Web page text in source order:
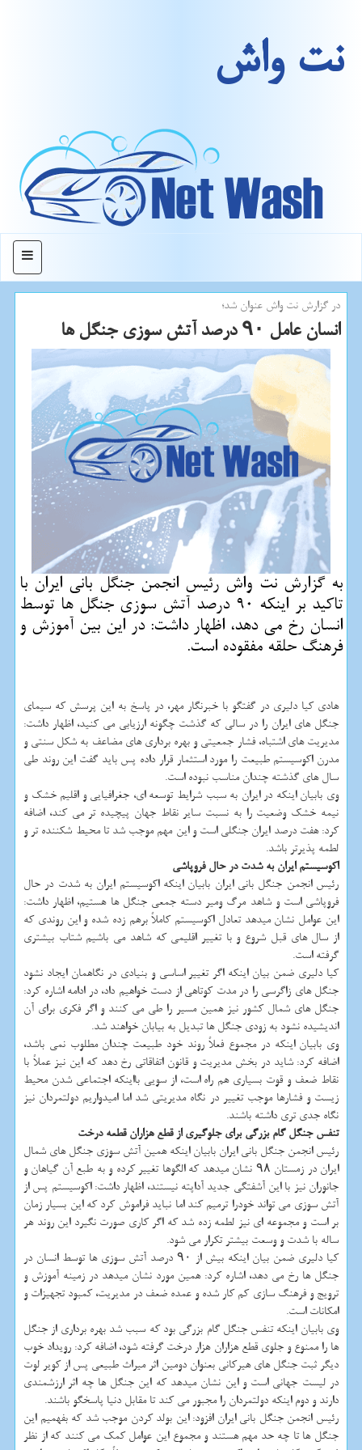
نت واش
منو
در گزارش نت واش عنوان شد؛
انسان عامل ۹۰ درصد آتش سوزی جنگل ها
به گزارش نت واش رئیس انجمن جنگل بانی ایران با
تاكید بر اینكه 90 درصد آتش سوزی جنگل ها توسط
انسان رخ می دهد، اظهار داشت: در این بین آموزش و
فرهنگ حلقه مفقوده است.
هادی كیا دلیری در گفتگو با خبرنگار مهر، در پاسخ به این پرسش كه سیمای
جنگل های ایران را در سالی كه گذشت چگونه ارزیابی می كنید، اظهار داشت:
مدیریت های اشتباه، فشار جمعیتی و بهره برداری های مضاعف به شكل سنتی و
مدرن اكوسیستم طبیعت را مورد استثمار قرار داده پس باید گفت این روند طی
سال های گذشته چندان مناسب نبوده است.
وی بابیان اینكه در ایران به سبب شرایط توسعه ای، جغرافیایی و اقلیم خشك و
نیمه خشك وضعیت را به نسبت سایر نقاط جهان پیچیده تر می كند، اضافه
كرد: هفت درصد ایران جنگلی است و این مهم موجب شد تا محیط شكننده تر و
لطمه پذیرتر باشد.
اكوسیستم ایران به شدت در حال فروپاشی
رئیس انجمن جنگل بانی ایران بابیان اینكه اكوسیستم ایران به شدت در حال
فروپاشی است و شاهد مرگ ومیر دسته جمعی جنگل ها هستیم، اظهار داشت:
این عوامل نشان میدهد تعادل اكوسیستم كاملاً برهم زده شده و این روندی كه
از سال های قبل شروع و با تغییر اقلیمی كه شاهد می باشیم شتاب بیشتری
گرفته است.
كیا دلیری ضمن بیان اینكه اگر تغییر اساسی و بنیادی در نگاهمان ایجاد نشود
جنگل های زاگرسی را در مدت كوتاهی از دست خواهیم داد، در ادامه اشاره كرد:
جنگل های شمال كشور نیز همین مسیر را طی می كنند و اگر فكری برای آن
اندیشیده نشود به زودی جنگل ها تبدیل به بیابان خواهند شد.
وی بابیان اینكه در مجموع فعلاً روند خود طبیعت چندان مطلوب نمی باشد،
اضافه كرد: شاید در بخش مدیریت و قانون اتفاقاتی رخ دهد كه این نیز عملاً با
نقاط ضعف و قوت بسیاری هم راه است، از سویی بااینكه اجتماعی شدن محیط
زیست و فشارها موجب تغییر در نگاه مدیریتی شد اما امیدواریم دولتمردان نیز
نگاه جدی تری داشته باشند.
تنفس جنگل گام بزرگی برای جلوگیری از قطع هزاران قطعه درخت
رئیس انجمن جنگل بانی ایران بابیان اینكه همین آتش سوزی جنگل های شمال
ایران در زمستان ۹۸ نشان میدهد كه الگوها تغییر كرده و به طبع آن گیاهان و
جانوران نیز با این آشفتگی جدید آداپته نیستند، اظهار داشت: اكوسیستم پس از
آتش سوزی می تواند خودرا ترمیم كند اما نباید فراموش كرد كه این بسیار زمان
بر است و مجموعه ای نیز لطمه زده شد كه اگر كاری صورت نگیرد این روند هر
ساله با شدت و وسعت بیشتر تكرار می شود.
كیا دلیری ضمن بیان اینكه بیش از ۹۰ درصد آتش سوزی ها توسط انسان در
جنگل ها رخ می دهد، اشاره كرد: همین مورد نشان میدهد در زمینه آموزش و
ترویج و فرهنگ سازی كم كار شده و عمده ضعف در مدیریت، كمبود تجهیزات و
امكانات است.
وی بابیان اینكه تنفس جنگل گام بزرگی بود كه سبب شد بهره برداری از جنگل
ها را ممنوع و جلوی قطع هزاران هزار درخت گرفته شود، اضافه كرد: رویداد خوب
دیگر ثبت جنگل های هیركانی بعنوان دومین اثر میراث طبیعی پس از كویر لوت
در لیست جهانی است و این نشان میدهد كه این جنگل ها چه اثر ارزشمندی
دارند و دوم اینكه دولتمردان را مجبور می كند تا مقابل دنیا پاسخگو باشند.
رئیس انجمن جنگل بانی ایران افزود: این بولد كردن موجب شد كه بفهمیم این
جنگل ها تا چه حد مهم هستند و مجموع این عوامل كمك می كنند كه از نظر